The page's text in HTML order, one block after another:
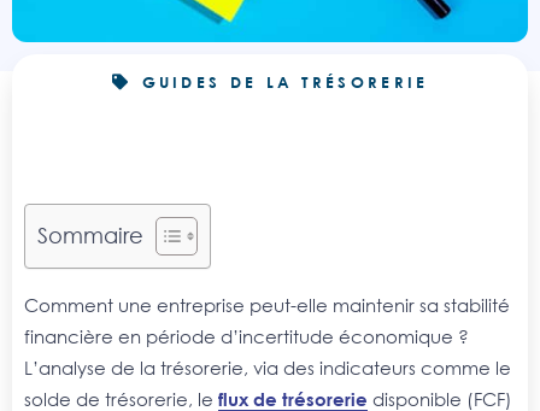
GUIDES DE LA TRÉSORERIE
Sommaire
Comment une entreprise peut-elle maintenir sa stabilité
financière en période d’incertitude économique ?
L’analyse de la trésorerie, via des indicateurs comme le
solde de trésorerie, le flux de trésorerie disponible (FCF)